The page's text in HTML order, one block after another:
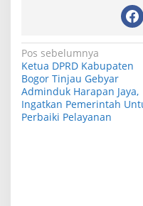
N
a
v
i
Pos sebelumnya
Ketua DPRD Kabupaten
Bogor Tinjau Gebyar
Adminduk Harapan Jaya,
Ingatkan Pemerintah
Perbaiki Pelayanan